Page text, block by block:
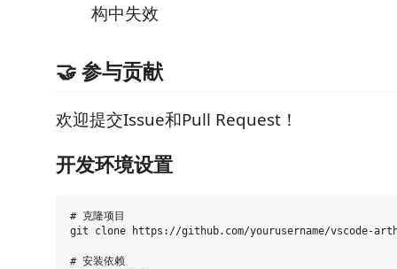
构中失效
🤝 参与贡献
欢迎提交Issue和Pull Request！
开发环境设置
# 克隆项目
git clone https://github.com/yourusername/vscode-
# 安装依赖